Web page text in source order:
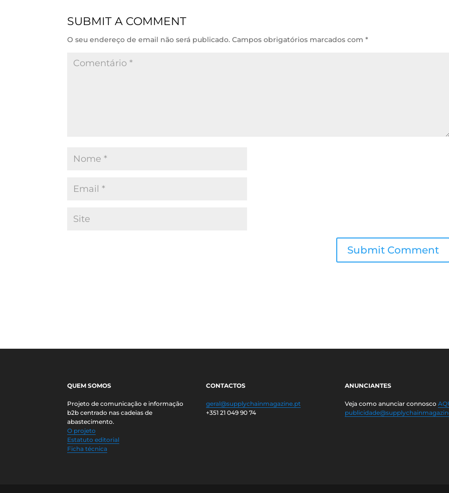
I
p
p
o
SUBMIT A COMMENT
O seu endereço de email não será publicado. Campos obrigatórios marcados com*
QUEM SOMOS
Projeto de comunicação e informação
b2b centrado nas cadeias de
abastecimento.
O projeto
Estatuto editorial
Ficha técnica
CONTACTOS
geral@supplychainmagazine.pt
+351 21 049 90 74
ANUNCIANTES
Veja como anunciar connosco